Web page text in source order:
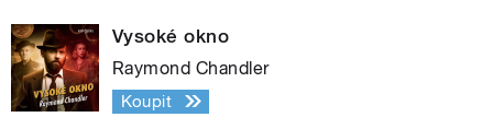
Vysoké okno
Raymond Chandler
Koupit